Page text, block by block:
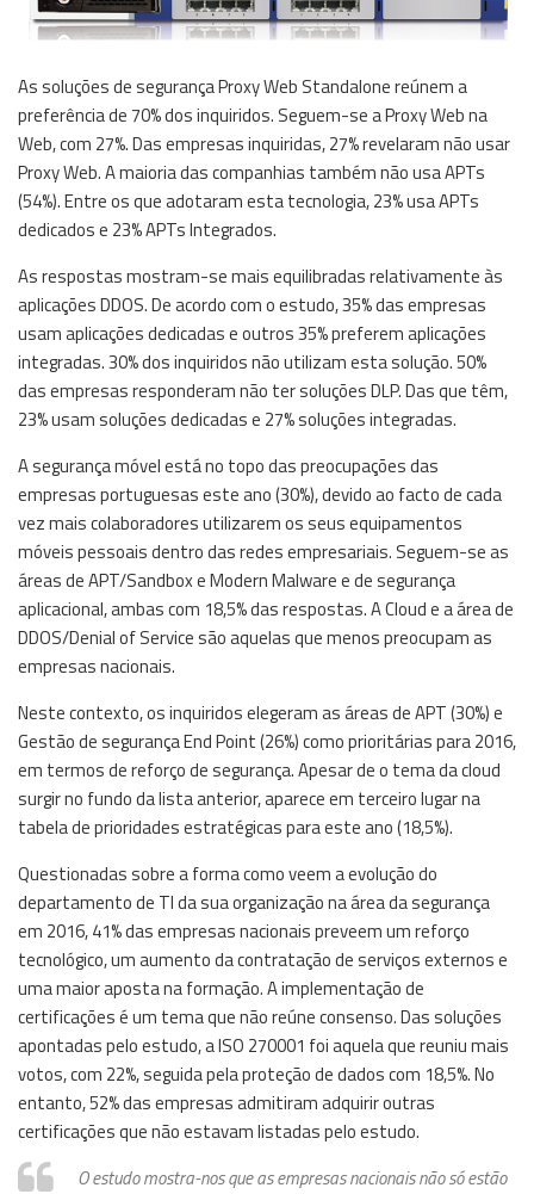
As soluções de segurança Proxy Web Standalone reúnem a
preferência de 70% dos inquiridos. Seguem-se a Proxy Web na
Web, com 27%. Das empresas inquiridas, 27% revelaram não usar
Proxy Web. A maioria das companhias também não usa APTs
(54%). Entre os que adotaram esta tecnologia, 23% usa APTs
dedicados e 23% APTs Integrados.
As respostas mostram-se mais equilibradas relativamente às
aplicações DDOS. De acordo com o estudo, 35% das empresas
usam aplicações dedicadas e outros 35% preferem aplicações
integradas. 30% dos inquiridos não utilizam esta solução. 50%
das empresas responderam não ter soluções DLP. Das que têm,
23% usam soluções dedicadas e 27% soluções integradas.
A segurança móvel está no topo das preocupações das
empresas portuguesas este ano (30%), devido ao facto de cada
vez mais colaboradores utilizarem os seus equipamentos
móveis pessoais dentro das redes empresariais. Seguem-se as
áreas de APT/Sandbox e Modern Malware e de segurança
aplicacional, ambas com 18,5% das respostas. A Cloud e a área de
DDOS/Denial of Service são aquelas que menos preocupam as
empresas nacionais.
Neste contexto, os inquiridos elegeram as áreas de APT (30%) e
Gestão de segurança End Point (26%) como prioritárias para 2016,
em termos de reforço de segurança. Apesar de o tema da cloud
surgir no fundo da lista anterior, aparece em terceiro lugar na
tabela de prioridades estratégicas para este ano (18,5%).
Questionadas sobre a forma como veem a evolução do
departamento de TI da sua organização na área da segurança
em 2016, 41% das empresas nacionais preveem um reforço
tecnológico, um aumento da contratação de serviços externos e
uma maior aposta na formação. A implementação de
certificações é um tema que não reúne consenso. Das soluções
apontadas pelo estudo, a ISO 270001 foi aquela que reuniu mais
votos, com 22%, seguida pela proteção de dados com 18,5%. No
entanto, 52% das empresas admitiram adquirir outras
certificações que não estavam listadas pelo estudo.
O estudo mostra-nos que as empresas nacionais não só estão